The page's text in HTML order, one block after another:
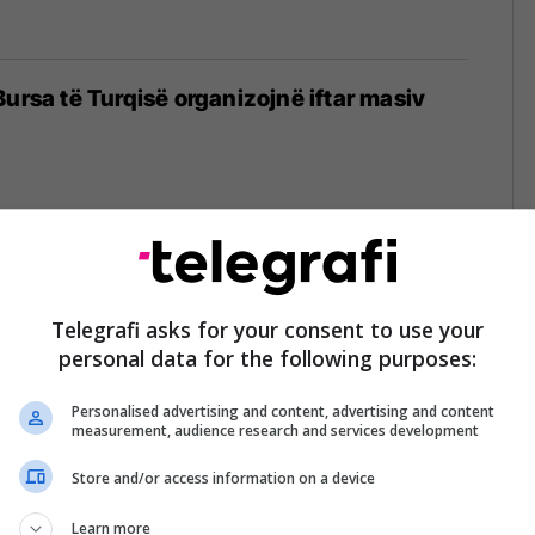
të Turqisë organizojnë iftar masiv
vajzat në Siguri Kibernetike nga ICK
shpall konkurs për ndarjen e 350
dhe nxënës
Telegrafi asks for your consent to use your
personal data for the following purposes:
Personalised advertising and content, advertising and content
measurement, audience research and services development
Store and/or access information on a device
Learn more